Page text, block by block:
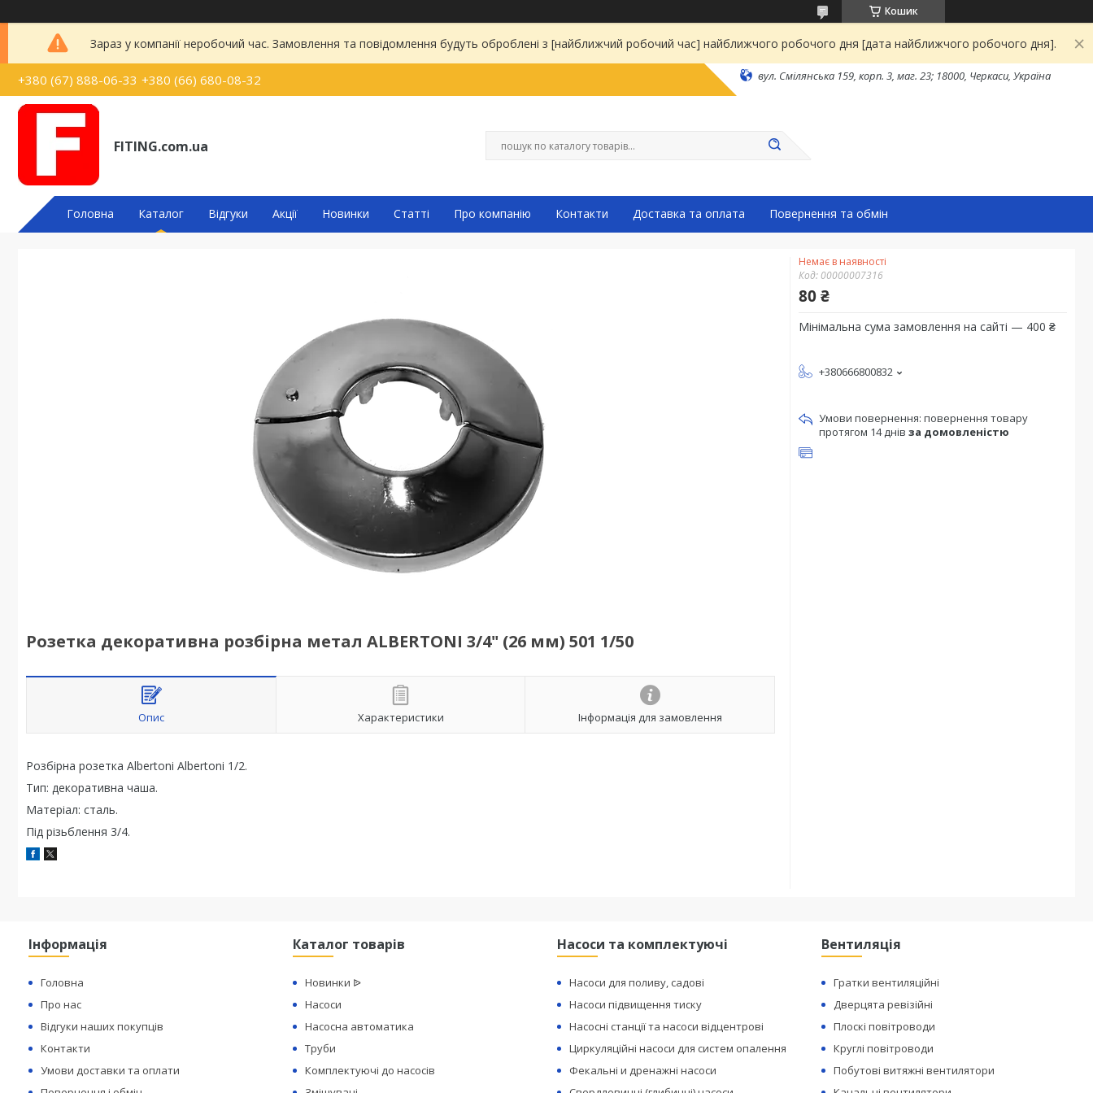
Кошик
Зараз у компанії неробочий час. Замовлення та повідомлення будуть оброблені з [найближчий робочий час] найближчого робочого дня [дата найближчого робочого дня].
+380 (67) 888-06-33 +380 (66) 680-08-32 вул. Смілянська 159, корп. 3, маг. 23; 18000, Черкаси, Україна
FITING.com.ua
Головна Каталог Відгуки Акції Новинки Статті Про компанію Контакти Доставка та оплата Повернення та обмін
Розетка декоративна розбірна метал ALBERTONI 3/4" (26 мм) 501 1/50
Опис Характеристики Інформація для замовлення
Розбірна розетка Albertoni Albertoni 1/2.
Тип: декоративна чаша.
Матеріал: сталь.
Під різьблення 3/4.
Немає в наявності
Код: 00000007316
80 ₴
Мінімальна сума замовлення на сайті — 400 ₴
+380666800832
повернення товару
протягом 14 днів за домовленістю
Інформація
Головна
Про нас
Відгуки наших покупців
Контакти
Умови доставки та оплати
Каталог товарів
Новинки ᐉ
Насоси
Насосна автоматика
Труби
Комплектуючі до насосів
Насоси та комплектуючі
Насоси для поливу, садові
Насоси підвищення тиску
Насосні станції та насоси відцентрові
Циркуляційні насоси для систем опалення
Фекальні и дренажні насоси
Вентиляція
Гратки вентиляційні
Дверцята ревізійні
Плоскі повітроводи
Круглі повітроводи
Побутові витяжні вентилятори